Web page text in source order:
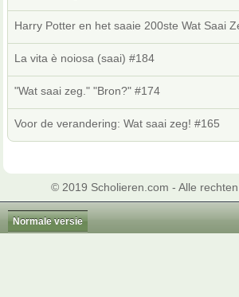
Harry Potter en het saaie 200ste Wat Saai
La vita è noiosa (saai) #184
"Wat saai zeg." "Bron?" #174
Voor de verandering: Wat saai zeg! #165
© 2019 Scholieren.com - Alle
Normale versie